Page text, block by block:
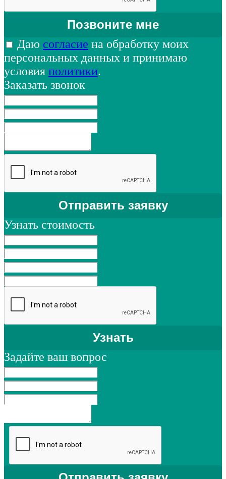
Даю согласие на обработку моих
персональных данных и принимаю
условия политики.
Заказать звонок
Узнать стоимость
Задайте ваш вопрос